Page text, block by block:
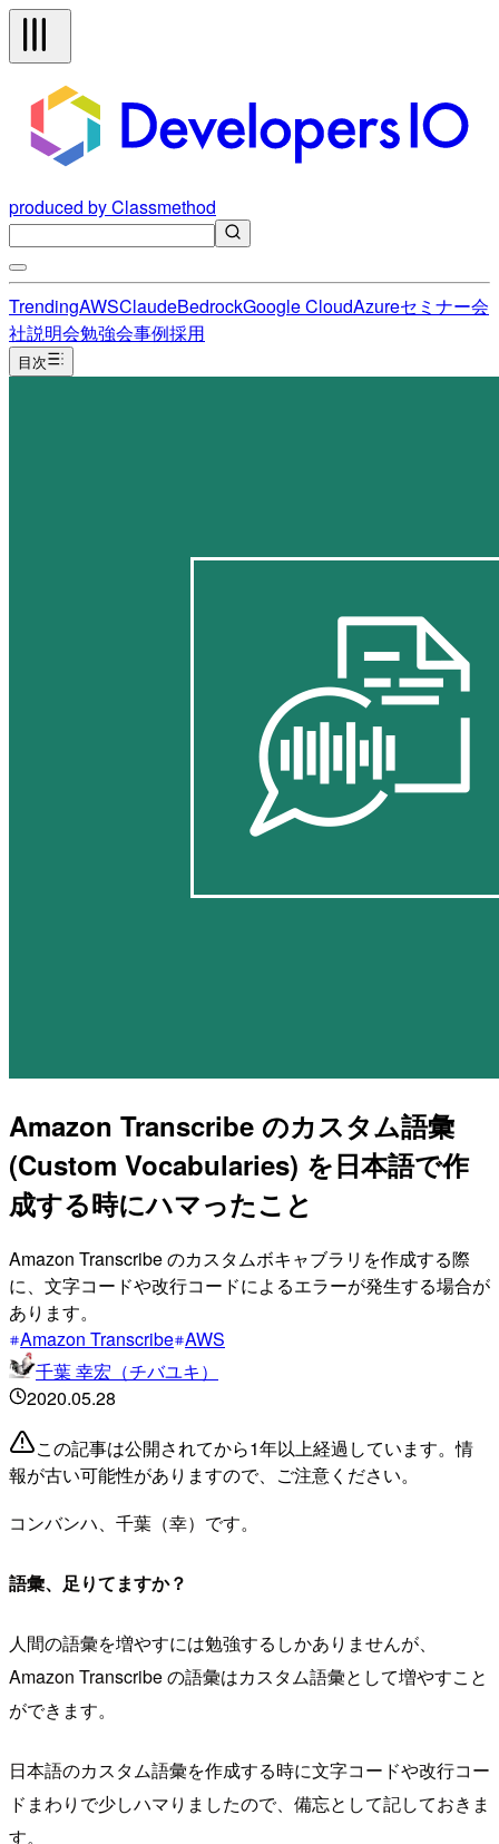
produced by Classmethod
TrendingAWSClaudeBedrockGoogle CloudAzureセミナー会
社説明会勉強会事例採用
目次
Amazon Transcribe のカスタム語彙
(Custom Vocabularies) を日本語で作
成する時にハマったこと
Amazon Transcribe のカスタムボキャブラリを作成する際
に、文字コードや改行コードによるエラーが発生する場合が
あります。
Amazon Transcribe AWS
千葉 幸宏（チバユキ）
2020.05.28
この記事は公開されてから1年以上経過しています。情
報が古い可能性がありますので、ご注意ください。
コンバンハ、千葉（幸）です。
語彙、足りてますか？
人間の語彙を増やすには勉強するしかありませんが、
Amazon Transcribe の語彙はカスタム語彙として増やすこと
ができます。
日本語のカスタム語彙を作成する時に文字コードや改行コー
ドまわりで少しハマりましたので、備忘として記しておきま
す。